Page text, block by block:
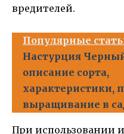
вредителей.
Популярные
Настурция
описание сорта,
характеристики,
выращивание в
При использовании